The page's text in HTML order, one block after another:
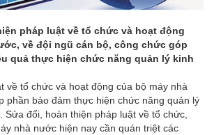
pháp luật về tổ chức và hoạt động
về đội ngũ cán bộ, công chức góp
quả thực hiện chức năng quản lý kinh
về tổ chức và hoạt động của bộ máy nhà
phần bảo đảm thực hiện chức năng quản lý
Sửa đổi, hoàn thiện pháp luật về tổ chức,
nhà nước hiện nay cần quán triệt các